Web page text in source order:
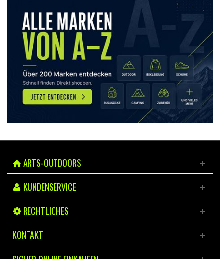
ARTS-OUTDOORS
KUNDENSERVICE
RECHTLICHES
KONTAKT